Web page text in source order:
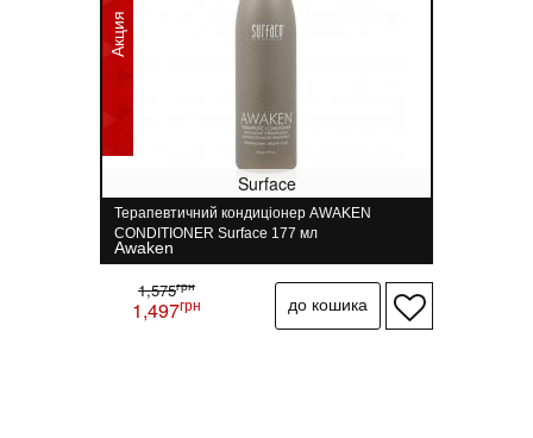
Акция
Surface
Терапевтичний кондиціонер AWAKEN
CONDITIONER Surface 177 мл
Awaken
1,575грн
1,497грн